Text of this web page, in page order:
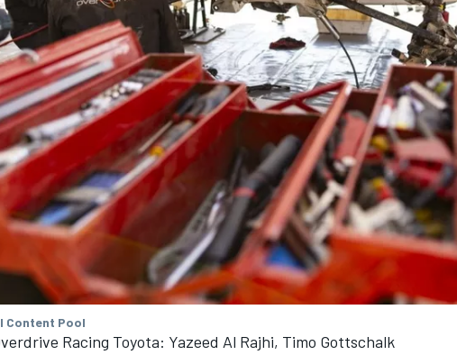
Content Pool
Racing Toyota: Yazeed Al Rajhi, Timo Gottschalk